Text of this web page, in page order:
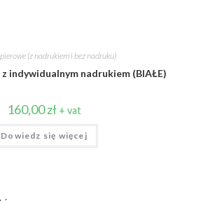
(z nadrukiem i bez nadruku)
indywidualnym nadrukiem (BIAŁE)
160,00zł + vat
Dowiedz się więcej